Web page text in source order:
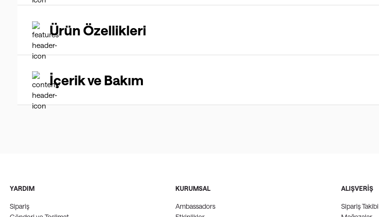
Ürün Özellikleri
İçerik ve Bakım
YARDIM
Sipariş
KURUMSAL
Ambassadors
ALIŞVERİŞ
Sipariş Takibi